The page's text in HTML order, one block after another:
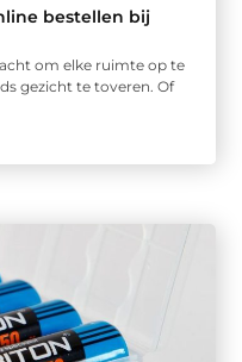
bestellen bij
om elke ruimte op te
gezicht te toveren. Of